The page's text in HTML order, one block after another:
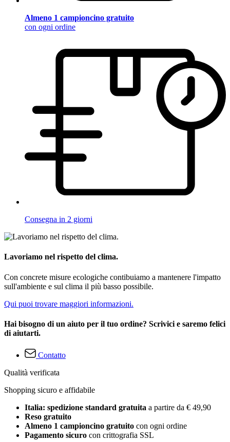
Almeno 1 campioncino gratuito
con ogni ordine
Consegna in 2 giorni
Lavoriamo nel rispetto del clima.
Con concrete misure ecologiche contibuiamo a mantenere l'impatto
sull'ambiente e sul clima il più basso possibile.
Qui puoi trovare maggiori informazioni.
Hai bisogno di un aiuto per il tuo ordine? Scrivici e saremo felici
di aiutarti.
Contatto
Qualità verificata
Shopping sicuro e affidabile
Italia: spedizione standard gratuita a partire da € 49,90
Reso gratuito
Almeno 1 campioncino gratuito con ogni ordine
Pagamento sicuro con crittografia SSL